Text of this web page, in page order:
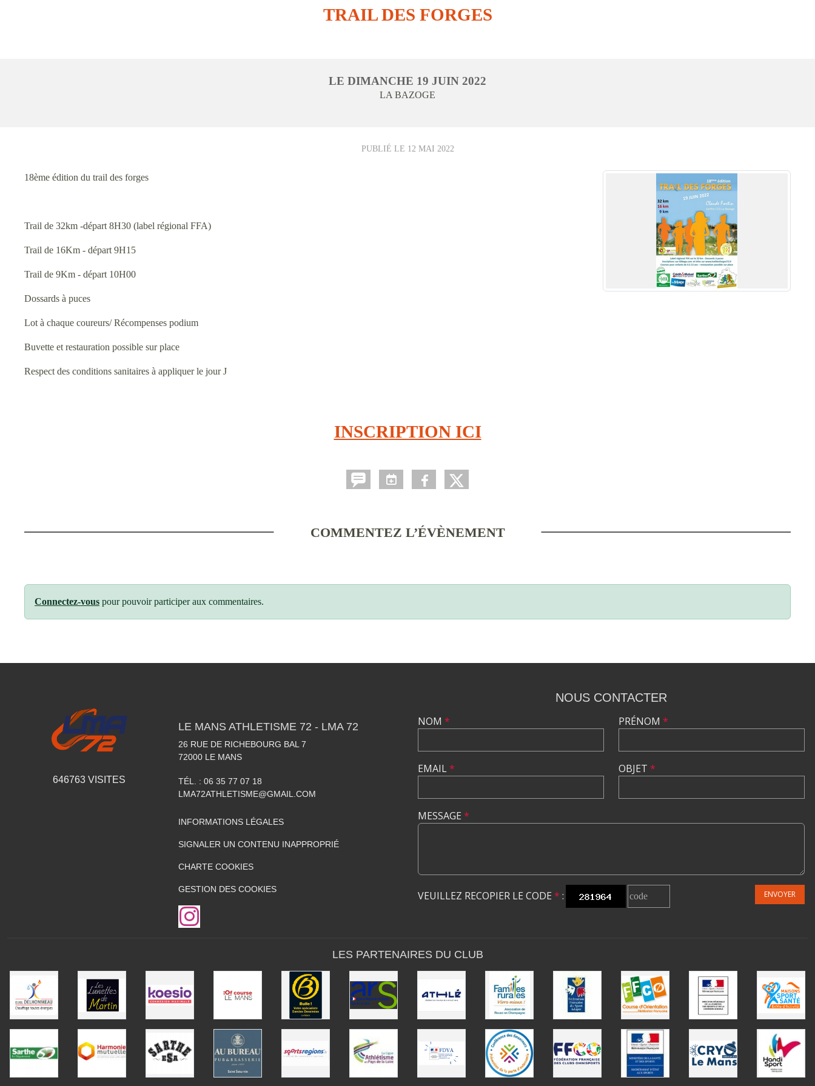
TRAIL DES FORGES
LE DIMANCHE 19 JUIN 2022
LA BAZOGE
PUBLIÉ LE 12 MAI 2022
18ème édition du trail des forges
Trail de 32km -départ 8H30 (label régional FFA)
Trail de 16Km - départ 9H15
Trail de 9Km - départ 10H00
Dossards à puces
Lot à chaque coureurs/ Récompenses podium
Buvette et restauration possible sur place
Respect des conditions sanitaires à appliquer le jour J
INSCRIPTION ICI
COMMENTEZ L’ÉVÈNEMENT
Connectez-vous pour pouvoir participer aux commentaires.
646763 VISITES
LE MANS ATHLETISME 72 - LMA 72
26 RUE DE RICHEBOURG BAL 7
72000 LE MANS
TÉL. : 06 35 77 07 18
LMA72ATHLETISME@GMAIL.COM
INFORMATIONS LÉGALES
SIGNALER UN CONTENU INAPPROPRIÉ
CHARTE COOKIES
GESTION DES COOKIES
NOUS CONTACTER
NOM *
EMAIL*
PRÉNOM *
OBJET *
MESSAGE *
VEUILLEZ RECOPIER LE CODE * : ENVOYER
LES PARTENAIRES DU CLUB